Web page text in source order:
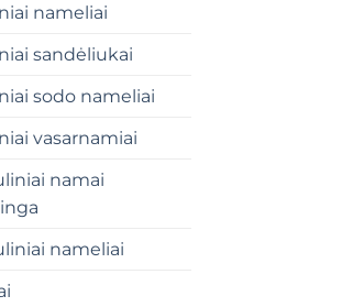
nameliai
sandėliukai
sodo nameliai
vasarnamiai
namai
nameliai